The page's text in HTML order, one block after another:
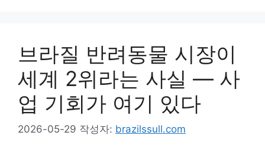
브라질 반려동물 시장이
세계 2위라는 사실 — 사
업 기회가 여기 있다
2026-05-29 작성자: brazilssull.com